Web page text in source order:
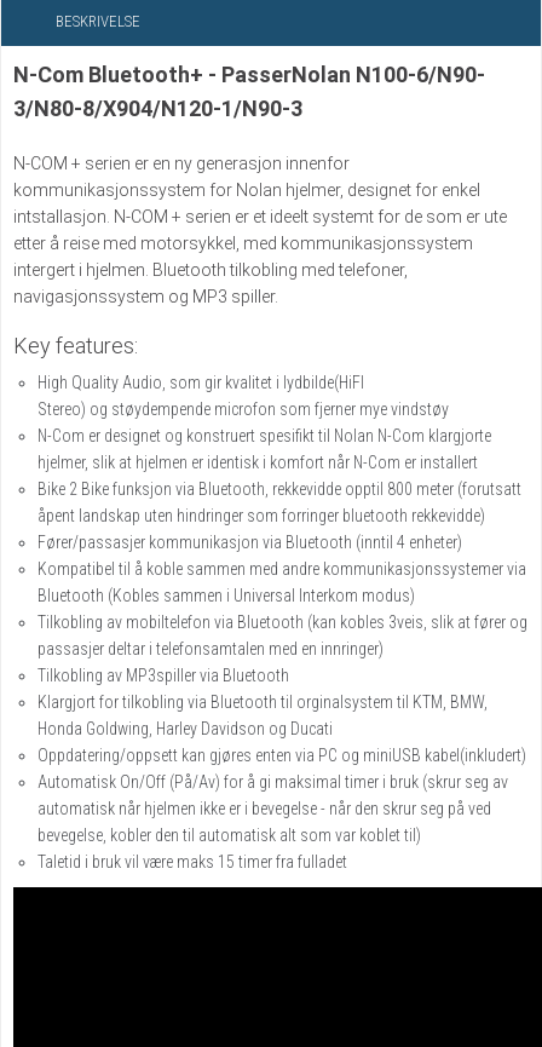
BESKRIVELSE
N-Com Bluetooth+ - PasserNolan N100-6/N90-
3/N80-8/X904/N120-1/N90-3
N-COM + serien er en ny generasjon innenfor
kommunikasjonssystem for Nolan hjelmer, designet for enkel
intstallasjon. N-COM + serien er et ideelt systemt for de som er ute
etter å reise med motorsykkel, med kommunikasjonssystem
intergert i hjelmen. Bluetooth tilkobling med telefoner,
navigasjonssystem og MP3 spiller.
Key features:
High Quality Audio, som gir kvalitet i lydbilde(HiFI
Stereo) og støydempende microfon som fjerner mye vindstøy
N-Com er designet og konstruert spesifikt til Nolan N-Com klargjorte
hjelmer, slik at hjelmen er identisk i komfort når N-Com er installert
Bike 2 Bike funksjon via Bluetooth, rekkevidde opptil 800 meter (forutsatt
åpent landskap uten hindringer som forringer bluetooth rekkevidde)
Fører/passasjer kommunikasjon via Bluetooth (inntil 4 enheter)
Kompatibel til å koble sammen med andre kommunikasjonssystemer via
Bluetooth (Kobles sammen i Universal Interkom modus)
Tilkobling av mobiltelefon via Bluetooth (kan kobles 3veis, slik at fører og
passasjer deltar i telefonsamtalen med en innringer)
Tilkobling av MP3spiller via Bluetooth
Klargjort for tilkobling via Bluetooth til orginalsystem til KTM, BMW,
Honda Goldwing, Harley Davidson og Ducati
Oppdatering/oppsett kan gjøres enten via PC og miniUSB kabel(inkludert)
Automatisk On/Off (På/Av) for å gi maksimal timer i bruk (skrur seg av
automatisk når hjelmen ikke er i bevegelse - når den skrur seg på ved
bevegelse, kobler den til automatisk alt som var koblet til)
Taletid i bruk vil være maks 15 timer fra fulladet